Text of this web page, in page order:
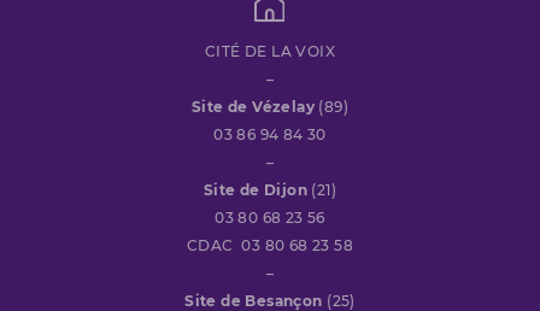
CITÉ DE LA VOIX
–
Site de Vézelay (89)
03 86 94 84 30
–
Site de Dijon (21)
03 80 68 23 56
CDAC 03 80 68 23 58
–
Site de Besançon (25)